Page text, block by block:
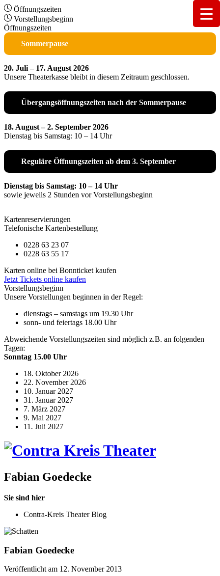
Öffnungszeiten
Vorstellungsbeginn
Öffnungszeiten
Sommerpause
20. Juli – 17. August 2026
Unsere Theaterkasse bleibt in diesem Zeitraum geschlossen.
Übergangsöffnungszeiten nach der Sommerpause
18. August – 2. September 2026
Dienstag bis Samstag: 10 – 14 Uhr
Reguläre Öffnungszeiten ab dem 3. September
Dienstag bis Samstag: 10 – 14 Uhr
sowie jeweils 2 Stunden vor Vorstellungsbeginn
Kartenreservierungen
Telefonische Kartenbestellung
0228 63 23 07
0228 63 55 17
Karten online bei Bonnticket kaufen
Jetzt Tickets online kaufen
Vorstellungsbeginn
Unsere Vorstellungen beginnen in der Regel:
dienstags – samstags um 19.30 Uhr
sonn- und feiertags 18.00 Uhr
Abweichende Vorstellungszeiten sind möglich z.B. an folgenden
Tagen:
Sonntag 15.00 Uhr
18. Oktober 2026
22. November 2026
10. Januar 2027
31. Januar 2027
7. März 2027
9. Mai 2027
11. Juli 2027
Fabian Goedecke
Sie sind hier
Contra-Kreis Theater Blog
Fabian Goedecke
Veröffentlicht am 12. November 2013